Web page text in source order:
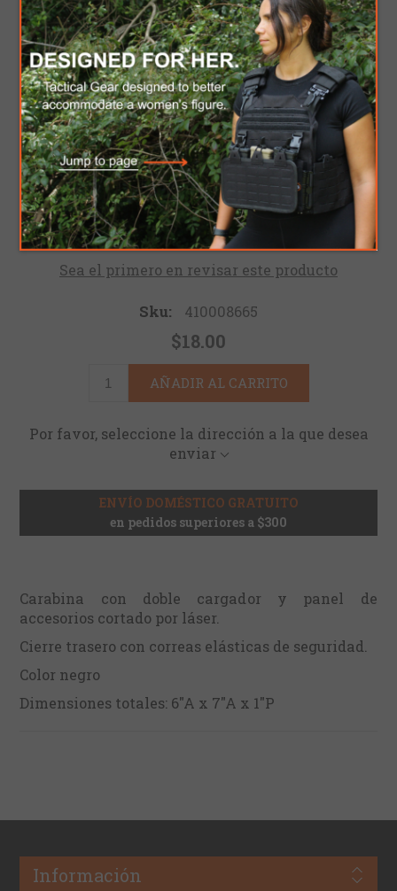
PORTACARGADOR
DOBLE PARA FUSIL
LC
Panel de sujeción con corte láser. La primera
tecnología para la primera respuesta
Sea el primero en revisar este producto
Sku: 410008665
$18.00
AÑADIR AL CARRITO
Por favor, seleccione la dirección a la que desea
enviar
ENVÍO DOMÉSTICO GRATUITO
en pedidos superiores a $300
Carabina con doble cargador y panel de
accesorios cortado por láser.
Cierre trasero con correas elásticas de seguridad.
Color negro
Dimensiones totales: 6"A x 7"A x 1"P
Información